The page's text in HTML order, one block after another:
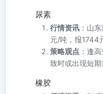
尿素
行情资讯 ：山
元/吨，报1744
策略观点 ：逢
致时或出现短期
橡胶